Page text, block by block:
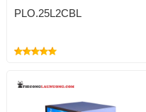
PLO.25L2CBL